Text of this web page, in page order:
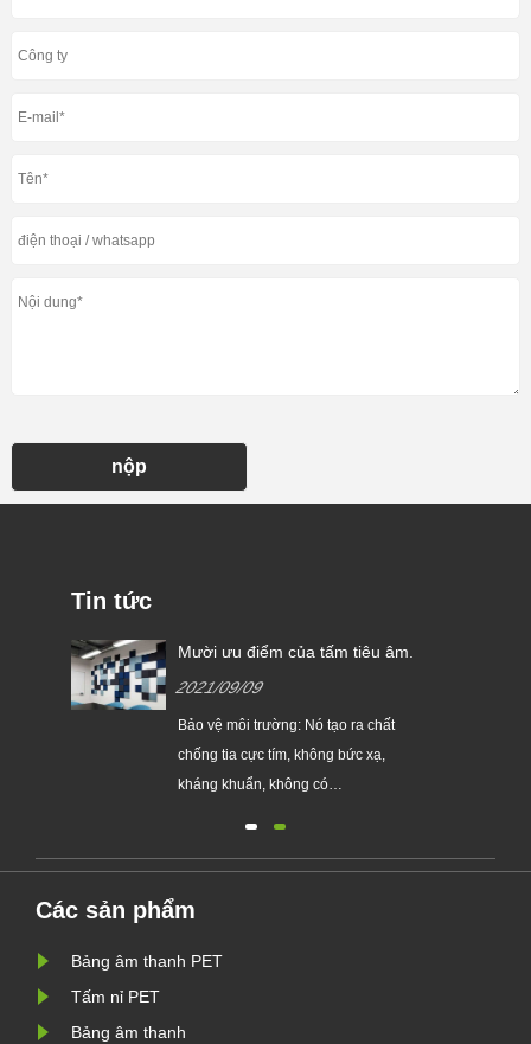
nộp
Tin tức
Mười ưu điểm của tấm tiêu âm.
2021/09/09
Bảo vệ môi trường: Nó tạo ra chất
chống tia cực tím, không bức xạ,
kháng khuẩn, không có
Các sản phẩm
Bảng âm thanh PET
Tấm nỉ PET
Bảng âm thanh